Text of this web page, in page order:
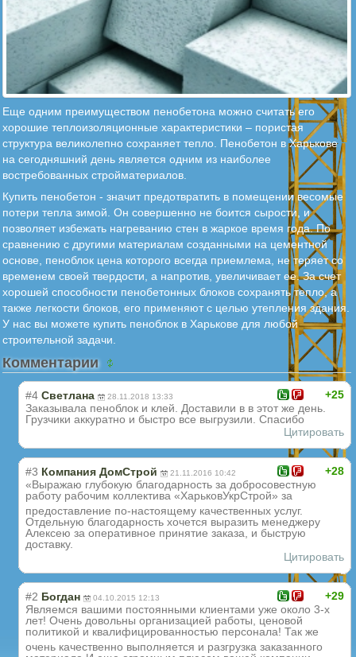
Еще одним преимуществом пенобетона можно считать его
хорошие теплоизоляционные характеристики – пористая
структура великолепно сохраняет тепло. Пенобетон в Харькове
на сегодняшний день является одним из наиболее
востребованных стройматериалов.
Купить пенобетон - значит предотвратить в помещении весомые
потери тепла зимой. Он совершенно не боится сырости, и
позволяет избежать нагреванию стен в жаркое время года. По
сравнению с другими материалам созданными на цементной
основе, пеноблок цена которого всегда приемлема, не теряет со
временем своей твердости, а напротив, увеличивает ее. За счет
хорошей способности пенобетонных блоков сохранять тепло, а
также легкости блоков, его применяют с целью утепления здания.
У нас вы можете купить пеноблок в Харькове для любой
строительной задачи.
Комментарии
+25
#4 Светлана 28.11.2018 13:33
Заказывала пеноблок и клей. Доставили в в этот же день.
Грузчики аккуратно и быстро все выгрузили. Спасибо
Цитировать
+28
#3 Компания ДомСтрой 21.11.2016 10:42
«Выражаю глубокую благодарность за добросовестную
работу рабочим коллектива «ХарьковУкрСтрой» за
предоставление по-настоящему качественных услуг.
Отдельную благодарность хочется выразить менеджеру
Алексею за оперативное принятие заказа, и быструю
доставку.
Цитировать
+29
#2 Богдан 04.10.2015 12:13
Являемся вашими постоянными клиентами уже около 3-х
лет! Очень довольны организацией работы, ценовой
политикой и квалифицированностью персонала! Так же
очень качественно выполняется и разгрузка заказанного